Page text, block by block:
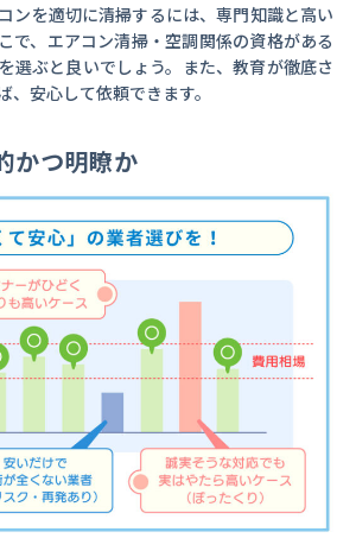
ンを適切に清掃するには、専門知識と高い
で、エアコン清掃・空調関係の資格がある
選ぶと良いでしょう。また、教育が徹底さ
、安心して依頼できます。
かつ明瞭か